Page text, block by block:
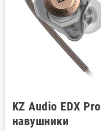
KZ Audio EDX
навушники